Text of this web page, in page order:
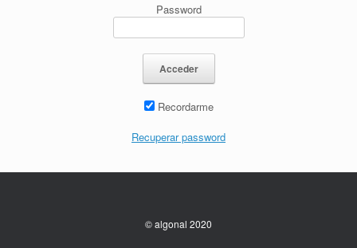
Password
Recordarme
Recuperar password
© algonal 2020